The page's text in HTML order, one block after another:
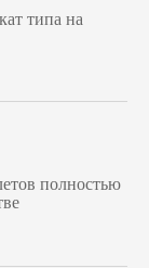
типа на
полностью